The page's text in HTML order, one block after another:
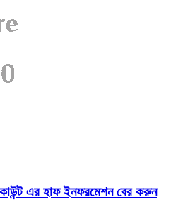
এর হাফ ইনফরমেশন বের করুন